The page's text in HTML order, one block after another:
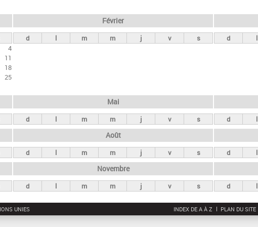
r
c
4
11
18
25
Février
d l m m j v s d l
Mai
d l m m j v s d l
Août
d l m m j v s d l
Novembre
d l m m j v s d l
UNIES INDEX DE A À Z PLAN DU SITE